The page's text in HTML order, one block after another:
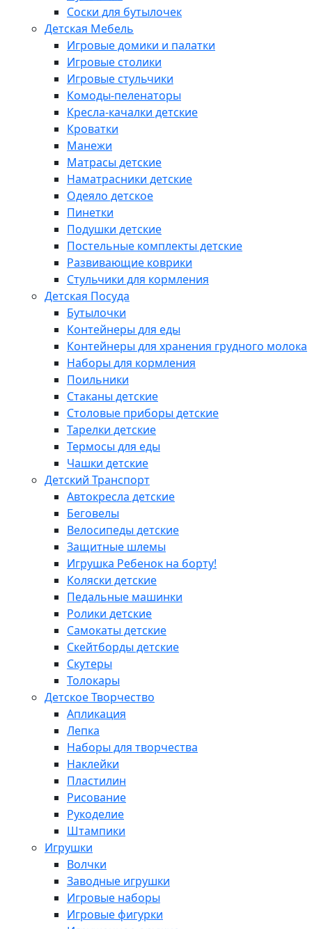
Соски для бутылочек
Детская Мебель
Игровые домики и палатки
Игровые столики
Игровые стульчики
Комоды-пеленаторы
Кресла-качалки детские
Кроватки
Манежи
Матрасы детские
Наматрасники детские
Одеяло детское
Пинетки
Подушки детские
Постельные комплекты детские
Развивающие коврики
Стульчики для кормления
Детская Посуда
Бутылочки
Контейнеры для еды
Контейнеры для хранения грудного молока
Наборы для кормления
Поильники
Стаканы детские
Столовые приборы детские
Тарелки детские
Термосы для еды
Чашки детские
Детский Транспорт
Автокресла детские
Беговелы
Велосипеды детские
Защитные шлемы
Игрушка Ребенок на борту!
Коляски детские
Педальные машинки
Ролики детские
Самокаты детские
Скейтборды детские
Скутеры
Толокары
Детское Творчество
Апликация
Лепка
Наборы для творчества
Наклейки
Пластилин
Рисование
Рукоделие
Штампики
Игрушки
Волчки
Заводные игрушки
Игровые наборы
Игровые фигурки